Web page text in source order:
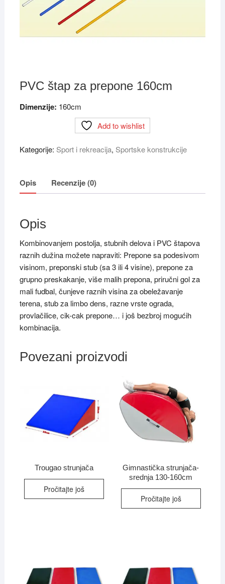
PVC štap za prepone 160cm
Dimenzije: 160cm
Add to wishlist
Kategorije: Sport i rekreacija, Sportske konstrukcije
Opis Recenzije (0)
Opis
Kombinovanjem postolja, stubnih delova i PVC štapova
raznih dužina možete napraviti: Prepone sa podesivom
visinom, preponski stub (sa 3 ili 4 visine), prepone za
grupno preskakanje, više malih prepona, priručni gol za
mali fudbal, čunjeve raznih visina za obeležavanje
terena, stub za limbo dens, razne vrste ograda,
provlačilice, cik-cak prepone… i još bezbroj mogućih
kombinacija.
Povezani proizvodi
Trougao strunjača
Pročitajte još
Gimnastička strunjača-
srednja 130-160cm
Pročitajte još